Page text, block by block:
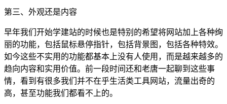
第三、外观还是内容
早年我们开始学建站的时候也是特别的希望将网站加上各种绚
丽的功能，包括鼠标悬停指针，包括背景图，包括各种特效。
如今这些不实用的功能都基本上没有人使用，而是越来越多的
趋向内容和实用价值。前一段时间还和老唐一起聊到这些事
情，看到有很多我们并不在乎生活类工具网站，流量出奇的
高，甚至功能我们都看不上的。